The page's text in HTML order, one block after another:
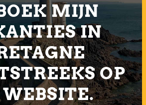
MIJN
IN
OP
WEBSITE.